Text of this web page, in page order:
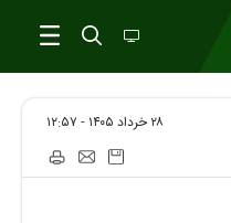
۲۸ خرداد ۱۴۰۵ - ۱۲:۵۷